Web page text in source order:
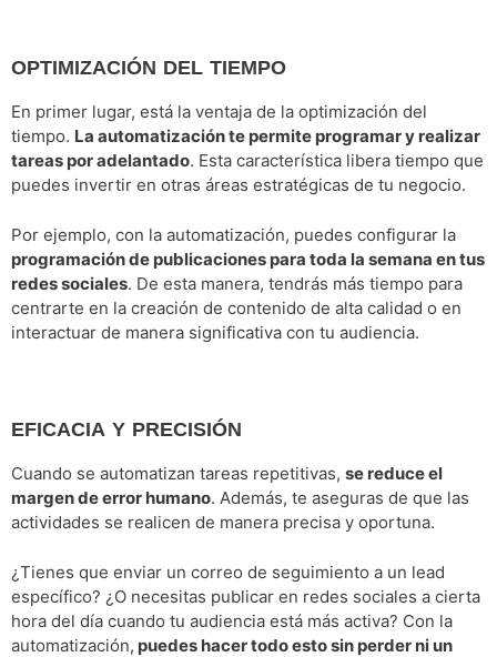
OPTIMIZACIÓN DEL TIEMPO
En primer lugar, está la ventaja de la optimización del
tiempo. La automatización te permite programar y realizar
tareas por adelantado. Esta característica libera tiempo que
puedes invertir en otras áreas estratégicas de tu negocio.
Por ejemplo, con la automatización, puedes configurar la
programación de publicaciones para toda la semana en tus
redes sociales. De esta manera, tendrás más tiempo para
centrarte en la creación de contenido de alta calidad o en
interactuar de manera significativa con tu audiencia.
EFICACIA Y PRECISIÓN
Cuando se automatizan tareas repetitivas, se reduce el
margen de error humano. Además, te aseguras de que las
actividades se realicen de manera precisa y oportuna.
¿Tienes que enviar un correo de seguimiento a un lead
específico? ¿O necesitas publicar en redes sociales a cierta
hora del día cuando tu audiencia está más activa? Con la
automatización, puedes hacer todo esto sin perder ni un